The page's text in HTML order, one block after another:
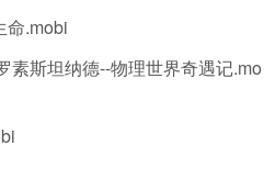
.mobi
斯坦纳德--物理世界奇遇记.mo